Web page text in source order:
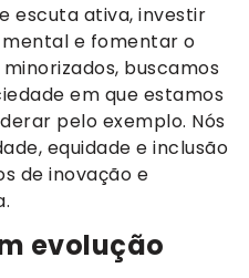
escuta ativa, investir
e fomentar o
buscamos
em que estamos
pelo exemplo. Nós
equidade e inclusão
de inovação e
evolução